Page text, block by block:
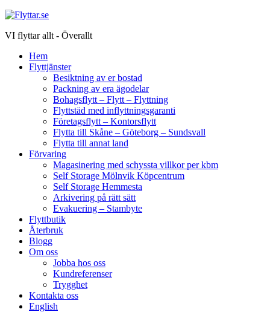
VI flyttar allt - Överallt
Hem
Flyttjänster
Besiktning av er bostad
Packning av era ägodelar
Bohagsflytt – Flytt – Flyttning
Flyttstäd med inflyttningsgaranti
Företagsflytt – Kontorsflytt
Flytta till Skåne – Göteborg – Sundsvall
Flytta till annat land
Förvaring
Magasinering med schyssta villkor per kbm
Self Storage Mölnvik Köpcentrum
Self Storage Hemmesta
Arkivering på rätt sätt
Evakuering – Stambyte
Flyttbutik
Återbruk
Blogg
Om oss
Jobba hos oss
Kundreferenser
Trygghet
Kontakta oss
English